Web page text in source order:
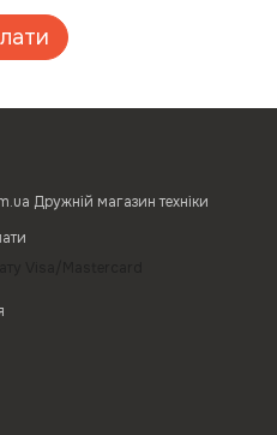
Дружній магазин техніки